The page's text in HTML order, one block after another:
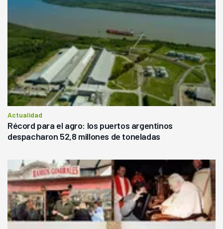
Actualidad
Récord para el agro: los puertos argentinos
despacharon 52,8 millones de toneladas